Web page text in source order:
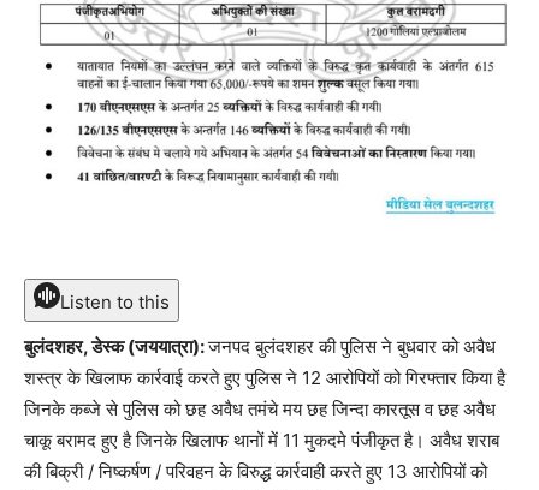
Listen to this
बुलंदशहर, डेस्क (जययात्रा):जनपद बुलंदशहर की पुलिस ने बुधवार को अवैध
शस्त्र के खिलाफ कार्रवाई करते हुए पुलिस ने 12 आरोपियों को गिरफ्तार किया है
जिनके कब्जे से पुलिस को छह अवैध तमंचे मय छह जिन्दा कारतूस व छह अवैध
चाकू बरामद हुए है जिनके खिलाफ थानों में 11 मुकदमे पंजीकृत है। अवैध शराब
की बिक्री / निष्कर्षण / परिवहन के विरुद्ध कार्रवाही करते हुए 13 आरोपियों को